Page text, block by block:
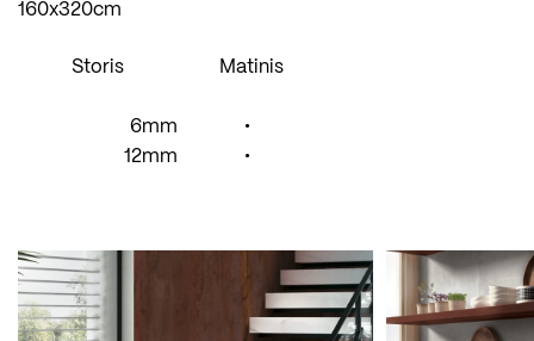
160x320cm
Storis Matinis
6mm
•
12mm
•